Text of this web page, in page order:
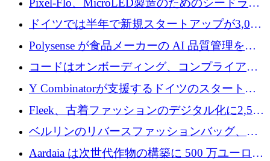
ロを調達
ンドで525万ポンドを獲得
ドイツでは半年で新規スタートアップが3,000
社という記録を目の当たりにし、涙を流すハ
ンブルク
Polysense が食品メーカーの AI 品質管理を拡
張するために 1,070 万ドルを調達
コードはオンボーディング、コンプライアン
ス、支払いを統合するために 640 万ポンドを
Y Combinatorが支援するドイツのスタートア
ップFintoが340万ドルを調達、シリコンバレ
ーではなくミュンヘンを選んだと語る
Fleek、古着ファッションのデジタル化に2,500
万ドルを確保
ベルリンのリバースファッションバッグ、繊
維仕分け規模拡大に7桁の資金調達
Aardaia は次世代作物の構築に 500 万ユーロを